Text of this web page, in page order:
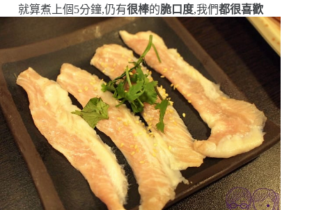
就算煮上個5分鐘,仍有很棒的脆口度,我們都很喜歡